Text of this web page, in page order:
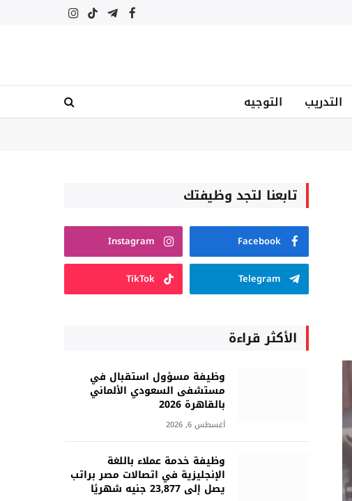
فيسبوكتيلقرامتيكتوكالانستغرام
التدريب التوجيه
تابعنا لتجد وظيفتك
Facebook
Instagram
Telegram
TikTok
الأكثر قراءة
وظيفة مسؤول استقبال في
مستشفى السعودي الألماني
بالقاهرة 2026
أغسطس 6, 2026
وظيفة خدمة عملاء باللغة
الإنجليزية في اتصالات مصر براتب
يصل إلى 23,877 جنيه شهريًا